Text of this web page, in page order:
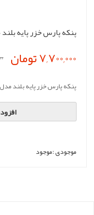
پنکه پارس خزر پایه بلند
7,700,000 تومان
پنکه پارس خزر پایه بلند مدل 4010
موجودی :موجود